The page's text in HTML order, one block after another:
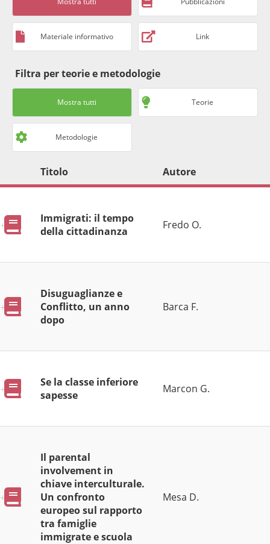
Materiale informativo Link
Filtra per teorie e metodologie
Mostra tutti Teorie
Metodologie
Titolo Autore
Pubblicazioni
Immigrati: il tempo
della cittadinanza
Fredo O.
Pubblicazioni
Disuguaglianze e
Conflitto, un anno
dopo
Barca F.
Pubblicazioni
Se la classe inferiore
sapesse
Marcon G.
Pubblicazioni
Il parental
involvement in
chiave interculturale.
Un confronto
europeo sul rapporto
tra famiglie
immigrate e scuola
Mesa D.